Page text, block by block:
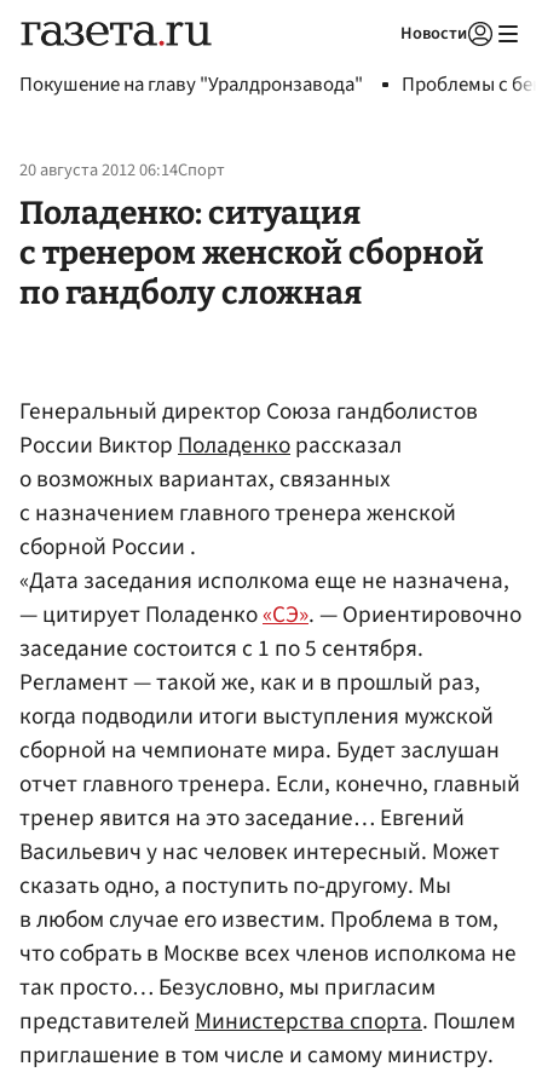
Новости
Покушение на главу "Уралдронзавода" Проблемы с
20 августа 2012 06:14Спорт
Поладенко: ситуация
с тренером женской сборной
по гандболу сложная
Генеральный директор Союза гандболистов
России ВикторПоладенкорассказал
о возможных вариантах, связанных
с назначением главного тренера женской
сборной России .
«Дата заседания исполкома еще не назначена,
— цитирует Поладенко«СЭ». — Ориентировочно
заседание состоится с 1 по 5 сентября.
Регламент — такой же, как и в прошлый раз,
когда подводили итоги выступления мужской
сборной на чемпионате мира. Будет заслушан
отчет главного тренера. Если, конечно, главный
тренер явится на это заседание… Евгений
Васильевич у нас человек интересный. Может
сказать одно, а поступить по-другому. Мы
в любом случае его известим. Проблема в том,
что собрать в Москве всех членов исполкома не
так просто… Безусловно, мы пригласим
представителейМинистерства спорта. Пошлем
приглашение в том числе и самому министру.